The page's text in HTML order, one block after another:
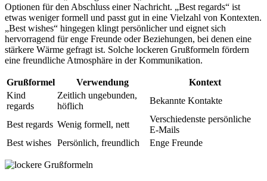
Optionen für den Abschluss einer Nachricht. „Best regards“ ist
etwas weniger formell und passt gut in eine Vielzahl von Kontexten.
„Best wishes“ hingegen klingt persönlicher und eignet sich
hervorragend für enge Freunde oder Beziehungen, bei denen eine
stärkere Wärme gefragt ist. Solche lockeren Grußformeln fördern
eine freundliche Atmosphäre in der Kommunikation.
Grußformel Verwendung
Kontext
Kind
regards
Zeitlich ungebunden,
höflich
Bekannte Kontakte
Best regards Wenig formell, nett
Verschiedenste persönliche
E-Mails
Best wishes Persönlich, freundlich Enge Freunde